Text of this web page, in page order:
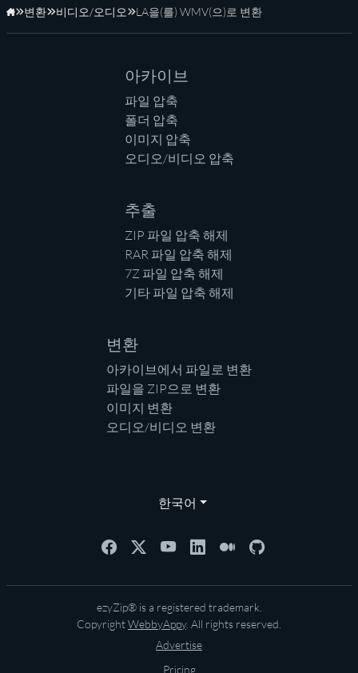
홈페이지
변환 비디오/오디오 LA을(를) WMV(으)로 변환
아카이브
파일 압축
폴더 압축
이미지 압축
오디오/비디오 압축
추출
ZIP 파일 압축 해제
RAR 파일 압축 해제
7Z 파일 압축 해제
기타 파일 압축 해제
변환
아카이브에서 파일로 변환
파일을 ZIP으로 변환
이미지 변환
오디오/비디오 변환
한국어
ezyZip® is a registered trademark.
CopyrightWebbyAppy. All rights reserved.
Advertise
Pricing